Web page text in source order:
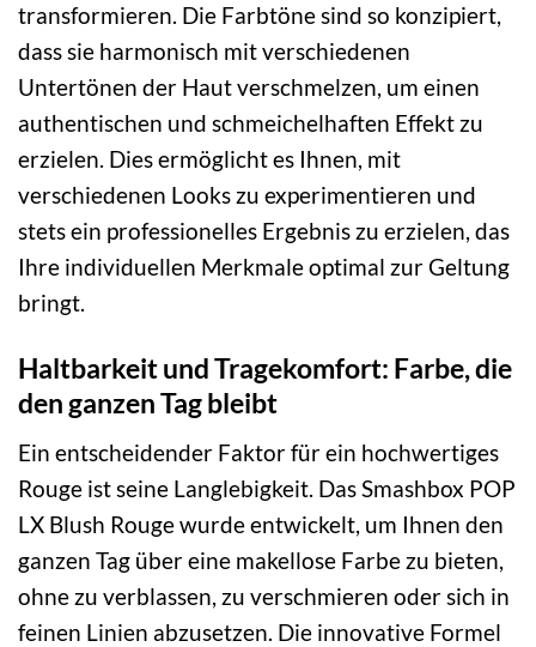
transformieren. Die Farbtöne sind so konzipiert,
dass sie harmonisch mit verschiedenen
Untertönen der Haut verschmelzen, um einen
authentischen und schmeichelhaften Effekt zu
erzielen. Dies ermöglicht es Ihnen, mit
verschiedenen Looks zu experimentieren und
stets ein professionelles Ergebnis zu erzielen, das
Ihre individuellen Merkmale optimal zur Geltung
bringt.
Haltbarkeit und Tragekomfort: Farbe, die
den ganzen Tag bleibt
Ein entscheidender Faktor für ein hochwertiges
Rouge ist seine Langlebigkeit. Das Smashbox POP
LX Blush Rouge wurde entwickelt, um Ihnen den
ganzen Tag über eine makellose Farbe zu bieten,
ohne zu verblassen, zu verschmieren oder sich in
feinen Linien abzusetzen. Die innovative Formel